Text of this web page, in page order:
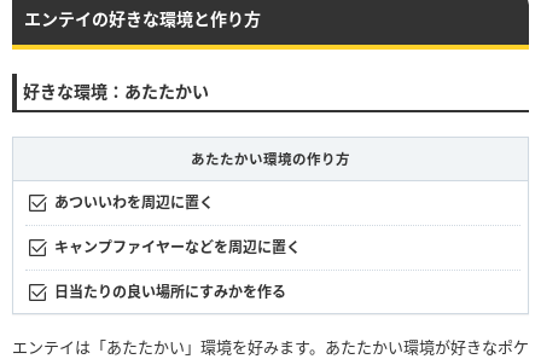
エンテイの好きな環境と作り方
好きな環境：あたたかい
あたたかい環境の作り方
あついいわを周辺に置く
キャンプファイヤーなどを周辺に置く
日当たりの良い場所にすみかを作る
エンテイは「あたたかい」環境を好みます。あたたかい環境が好きなポケ